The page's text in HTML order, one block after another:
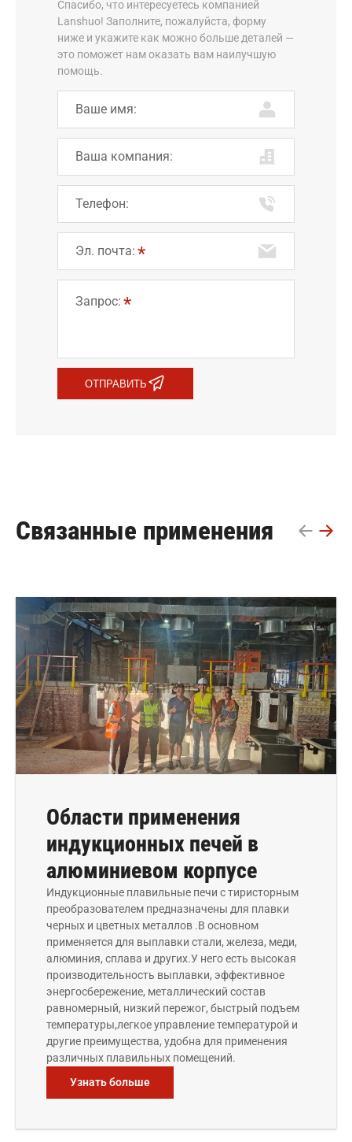
Спасибо, что интересуетесь компанией
Lanshuo! Заполните, пожалуйста, форму
ниже и укажите как можно больше деталей —
это поможет нам оказать вам наилучшую
помощь.
Ваше имя:
Ваша компания:
Телефон:
Эл. почта:
Запрос:
ОТПРАВИТЬ
Связанные применения
Области применения
индукционных печей в
алюминиевом корпусе
Индукционные плавильные печи с тиристорным
преобразователем предназначены для плавки
черных и цветных металлов .В основном
применяется для выплавки стали, железа, меди,
алюминия, сплава и других.У него есть высокая
производительность выплавки, эффективное
энергосбережение, металлический состав
равномерный, низкий пережог, быстрый подъем
температуры,легкое управление температурой и
другие преимущества, удобна для применения
различных плавильных помещений.
Узнать больше